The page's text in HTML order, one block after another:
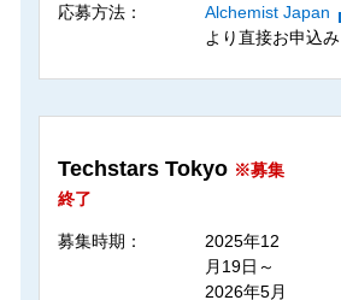
応募方法：
Alchemist Japan
より直接お申込み
Techstars Tokyo ※募集
終了
募集時期：
2025年12
月19日～
2026年5月